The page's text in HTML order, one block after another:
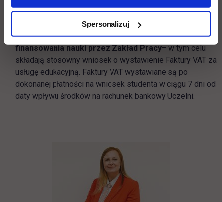
Spersonalizuj
Kandydaci na studia podyplomowe mogą korzystać z
finansowania nauki przez Zakład Pracy– w tym celu
składają stosowny wniosek o wystawienie Faktury VAT za
usługę edukacyjną. Faktury VAT wystawiane są po
dokonanej płatności na wniosek studenta w ciągu 7 dni od
daty wpływu środków na rachunek bankowy Uczelni.